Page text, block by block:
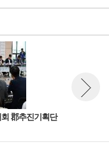
郡추진기획단